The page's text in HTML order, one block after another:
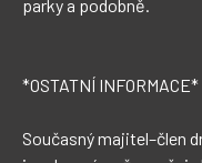
parky a podobně.
*OSTATNÍ INFORMACE*
Současný majitel–člen